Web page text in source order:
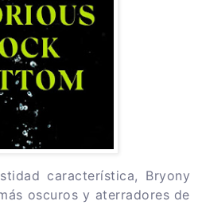
característica, Bryony
oscuros y aterradores de